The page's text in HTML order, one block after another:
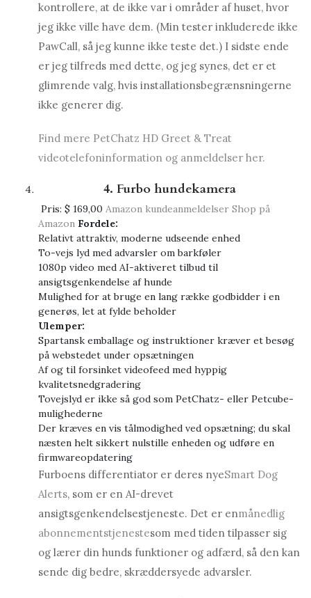
kontrollere, at de ikke var i områder af huset, hvor
jeg ikke ville have dem. (Min tester inkluderede ikke
PawCall, så jeg kunne ikke teste det.) I sidste ende
er jeg tilfreds med dette, og jeg synes, det er et
glimrende valg, hvis installationsbegrænsningerne
ikke generer dig.
Find mere PetChatz HD Greet & Treat
videotelefoninformation og anmeldelser her.
4. Furbo hundekamera
Pris: $ 169,00 Amazon kundeanmeldelser Shop på
Amazon Fordele:
Relativt attraktiv, moderne udseende enhed
To-vejs lyd med advarsler om barkføler
1080p video med AI-aktiveret tilbud til
ansigtsgenkendelse af hunde
Mulighed for at bruge en lang række godbidder i en
generøs, let at fylde beholder
Ulemper:
Spartansk emballage og instruktioner kræver et besøg
på webstedet under opsætningen
Af og til forsinket videofeed med hyppig
kvalitetsnedgradering
Tovejslyd er ikke så god som PetChatz- eller Petcube-
mulighederne
Der kræves en vis tålmodighed ved opsætning; du skal
næsten helt sikkert nulstille enheden og udføre en
firmwareopdatering
Furboens differentiator er deres nyeSmart Dog
Alerts, som er en AI-drevet
ansigtsgenkendelsestjeneste. Det er enmånedlig
abonnementstjenestesom med tiden tilpasser sig
og lærer din hunds funktioner og adfærd, så den kan
sende dig bedre, skræddersyede advarsler.